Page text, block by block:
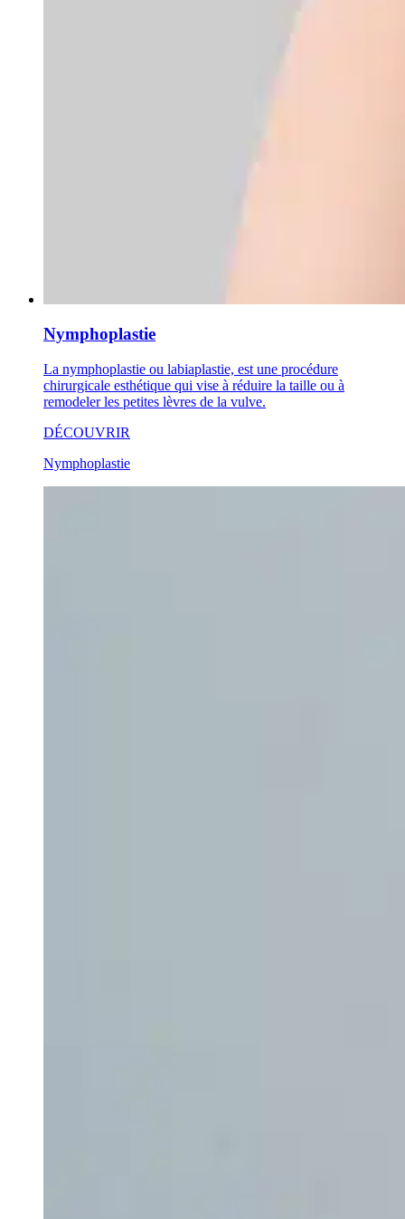
Nymphoplastie
La nymphoplastie ou labiaplastie, est une procédure
chirurgicale esthétique qui vise à réduire la taille ou à
remodeler les petites lèvres de la vulve.
DÉCOUVRIR
Nymphoplastie